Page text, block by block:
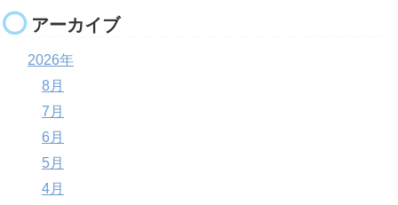
アーカイブ
2026年
8月
7月
6月
5月
4月